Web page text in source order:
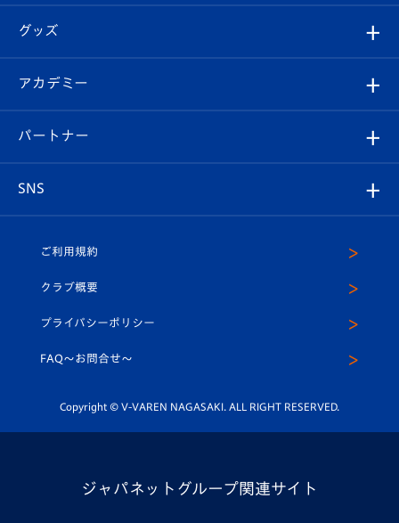
チケット
イベント
メディア
ホームタウン
スタッフプロフィール
マスコット紹介
平和祈念活動
ホームタウン活動
はじめての観戦ガイド
Revive Team
ヴィヴィくんの長崎おもてなしガイド
フォトギャラリー
スタジアムグルメ
チケット
V-LOVERS（ファンクラブ）
プレイヤーズスイート
グッズ
オンラインショップ
店舗情報
アカデミー
育成からのお知らせ
U-18
スクール
パートナー
SNS
ヴィヴィくんインスタグラム
公式LINE＠
ご利用規約
クラブ概要
プライバシーポリシー
FAQ〜お問合せ〜
Copyright © V-VAREN NAGASAKI. ALL RIGHT RESERVED.
ジャパネットグループ関連サイト